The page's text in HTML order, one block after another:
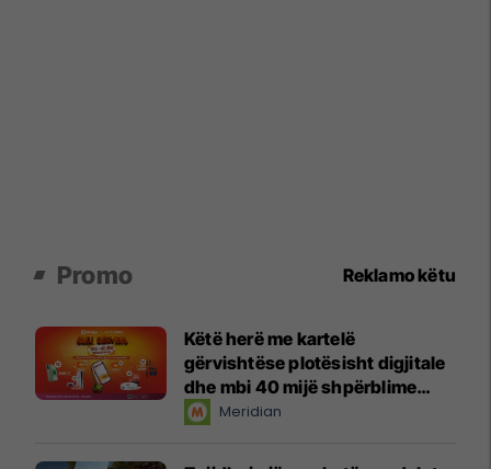
Promo Reklamo këtu
Këtë herë me kartelë
gërvishtëse plotësisht digjitale
dhe mbi 40 mijë shpërblime
instant!Meridian